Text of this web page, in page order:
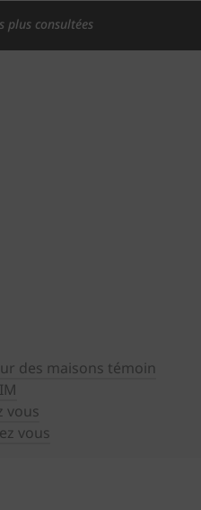
plus consultées
des maisons témoin
vous
vous